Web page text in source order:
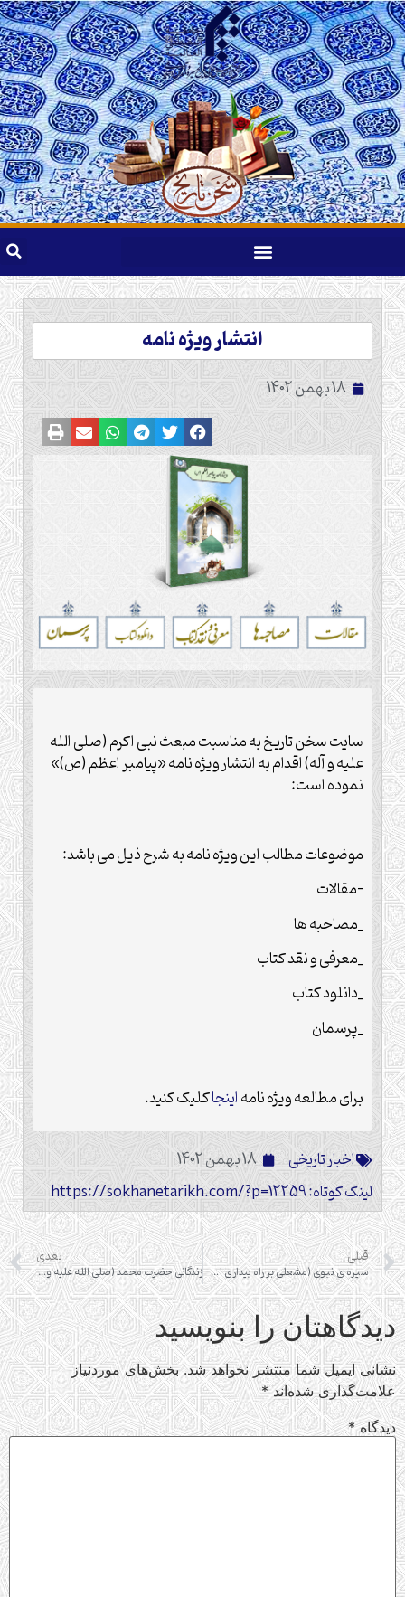
انتشار ویژه نامه
18 بهمن 1402
سایت سخن تاریخ به مناسبت مبعث نبی اکرم (صلی الله
علیه و آله) اقدام به انتشار ویژه نامه «پیامبر اعظم (ص)»
نموده است:
موضوعات مطالب این ویژه نامه به شرح ذیل می باشد:
-مقالات
_مصاحبه ها
_معرفی و نقد کتاب
_دانلود کتاب
_پرسمان
برای مطالعه ویژه نامهاینجاکلیک کنید.
اخبار تاریخی
18 بهمن 1402
لینک کوتاه: https://sokhanetarikh.com/?p=12259
قبلی
سیره ی نبوی (مشعلی بر راه بیداری اسلامی)
بعدی
زندگانی حضرت محمد (صلی الله عليه و آله و سلم)
دیدگاهتان را بنویسید
نشانی ایمیل شما منتشر نخواهد شد. بخش‌های موردنیاز
علامت‌گذاری شده‌اند*
دیدگاه*